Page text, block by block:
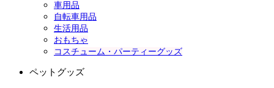
車用品
自転車用品
生活用品
おもちゃ
コスチューム・パーティーグッズ
ペットグッズ